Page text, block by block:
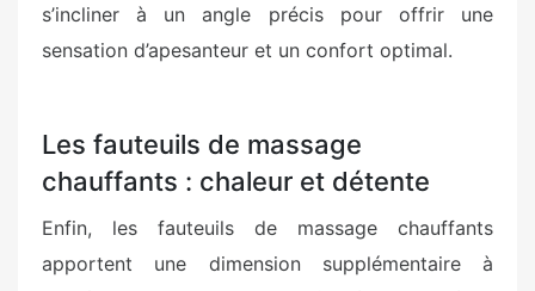
s’incliner à un angle précis pour offrir une
sensation d’apesanteur et un confort optimal.
Les fauteuils de massage
chauffants : chaleur et détente
Enfin, les fauteuils de massage chauffants
apportent une dimension supplémentaire à